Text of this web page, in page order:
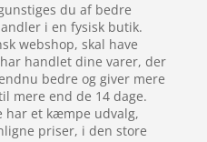
du af bedre
i en fysisk butik.
webshop, skal have
handlet dine varer, der
bedre og giver mere
mere end de 14 dage.
har et kæmpe udvalg,
priser, i den store